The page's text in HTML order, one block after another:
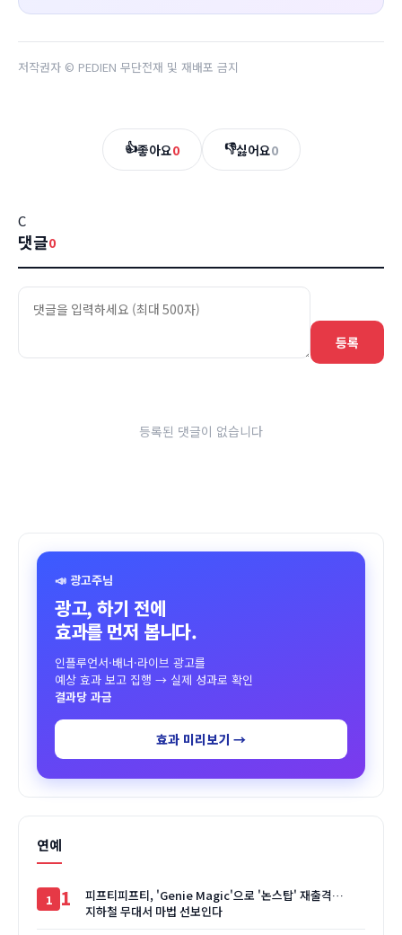
저작권자 © PEDIEN 무단전재 및 재배포 금지
👍좋아요0 👎싫어요0
C
댓글0
등록
등록된 댓글이 없습니다
📣 광고주님
광고, 하기 전에
효과를 먼저 봅니다.
인플루언서·배너·라이브 광고를
예상 효과 보고 집행 → 실제 성과로 확인
결과당 과금
효과 미리보기 →
연예
1
피프티피프티, 'Genie Magic'으로 '논스탑' 재출격…
지하철 무대서 마법 선보인다